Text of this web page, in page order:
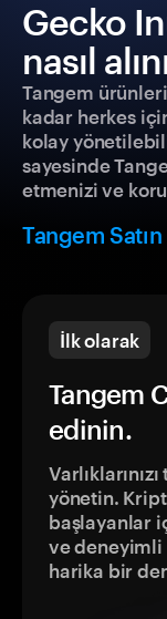
Gecko
nasıl
Tangem
kadar herkes
kolay
sayesinde
etmenizi ve
Tangem Satın
İlk olarak
Tangem
edinin.
yönetin.
başlayanlar
ve deneyimli
harika bir